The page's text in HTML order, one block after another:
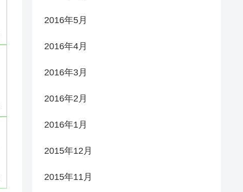
2016年5月
2016年4月
2016年3月
2016年2月
2016年1月
2015年12月
2015年11月